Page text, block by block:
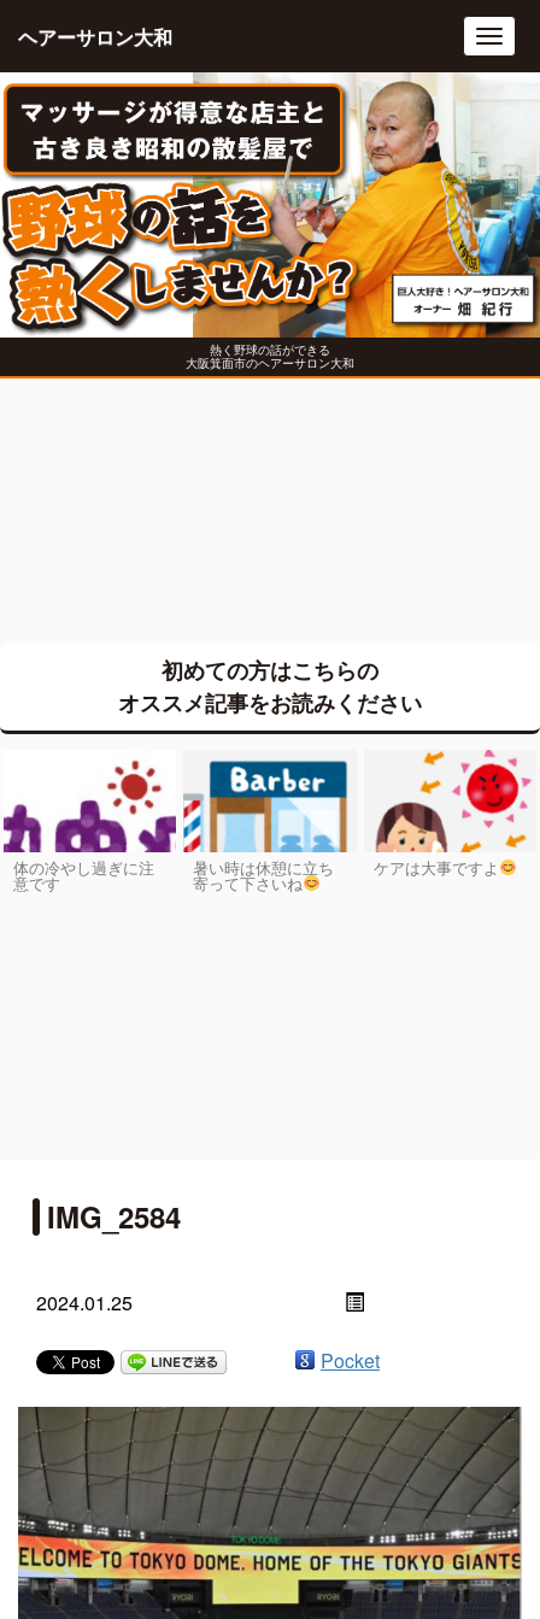
熱く野球の話ができる
大阪箕面市のヘアーサロン大和
ヘアーサロン大和
初めての方はこちらの
オススメ記事をお読みください
体の冷やし過ぎに注
意です
暑い時は休憩に立ち
寄って下さいね
ケアは大事ですよ
IMG_2584
2024.01.25
Pocket